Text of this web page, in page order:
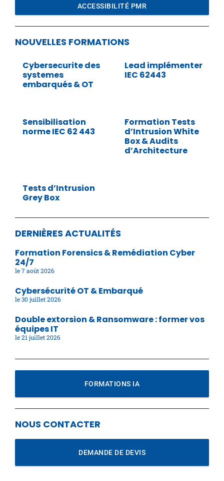
ACCESSIBILITÉ PMR
NOUVELLES FORMATIONS
Cybersecurite des
systemes
embarqués & OT
Lead implémenter
IEC 62443
Sensibilisation
norme IEC 62 443
Formation Tests
d’Intrusion White
Box & Audits
d’Architecture
Tests d’Intrusion
Grey Box
DERNIÈRES ACTUALITÉS
Formation Forensics & Remédiation Cyber
24/7
7 août 2026
Cybersécurité OT & Embarqué
30 juillet 2026
Double extorsion & Ransomware : former vos
équipes IT
21 juillet 2026
FORMATIONS IA
NOUS CONTACTER
DEMANDE DE DEVIS